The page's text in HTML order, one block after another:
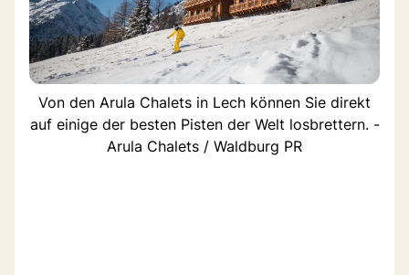
Von den Arula Chalets in Lech können Sie direkt
auf einige der besten Pisten der Welt losbrettern. -
Arula Chalets / Waldburg PR